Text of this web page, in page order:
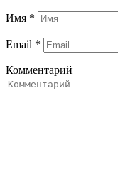
Имя *
Email *
Комментарий